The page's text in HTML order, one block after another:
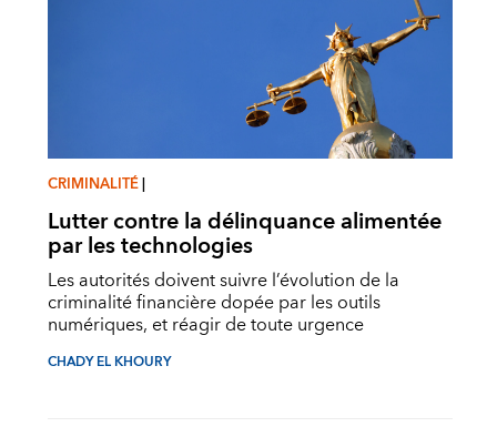
CRIMINALITÉ|
Lutter contre la délinquance alimentée
par les technologies
Les autorités doivent suivre l’évolution de la
criminalité financière dopée par les outils
numériques, et réagir de toute urgence
CHADY EL KHOURY